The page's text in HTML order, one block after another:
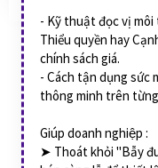
- Kỹ thuật đọc vị
Thiểu quyền hay
chính sách giá.
- Cách tận dụng sức
thông minh trên
Giúp doanh nghiệp :
➤ Thoát khỏi "Bẫy